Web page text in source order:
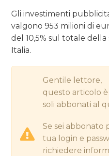
RICERCHE
PREVISIONI/SCENARI
NORMATIVE
Gli investimenti
valgono 953 milioni di
del 10,5% sul totale
Italia.
Gentile lettore,
questo articolo
soli abbonati al
Se sei abbonato
tua login e
richiedere